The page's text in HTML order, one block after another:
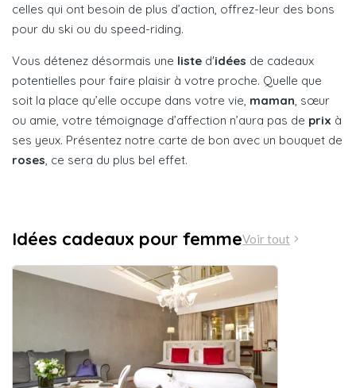
celles qui ont besoin de plus d’action, offrez-leur des bons
pour du ski ou du speed-riding.
Vous détenez désormais une liste d'idées de cadeaux
potentielles pour faire plaisir à votre proche. Quelle que
soit la place qu’elle occupe dans votre vie, maman , sœur
ou amie, votre témoignage d’affection n’aura pas de prix à
ses yeux. Présentez notre carte de bon avec un bouquet de
roses , ce sera du plus bel effet.
Idées cadeaux pour femmeVoir tout